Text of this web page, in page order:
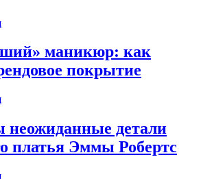
маникюр: как
покрытие
неожиданные детали
платья Эммы Робертс